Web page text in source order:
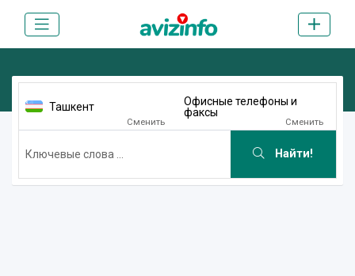
Ташкент
Сменить
Офисные телефоны и
факсы
Сменить
Найти!